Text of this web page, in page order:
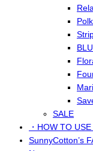
SALE
・HOW TO USE
SunnyCotton’s